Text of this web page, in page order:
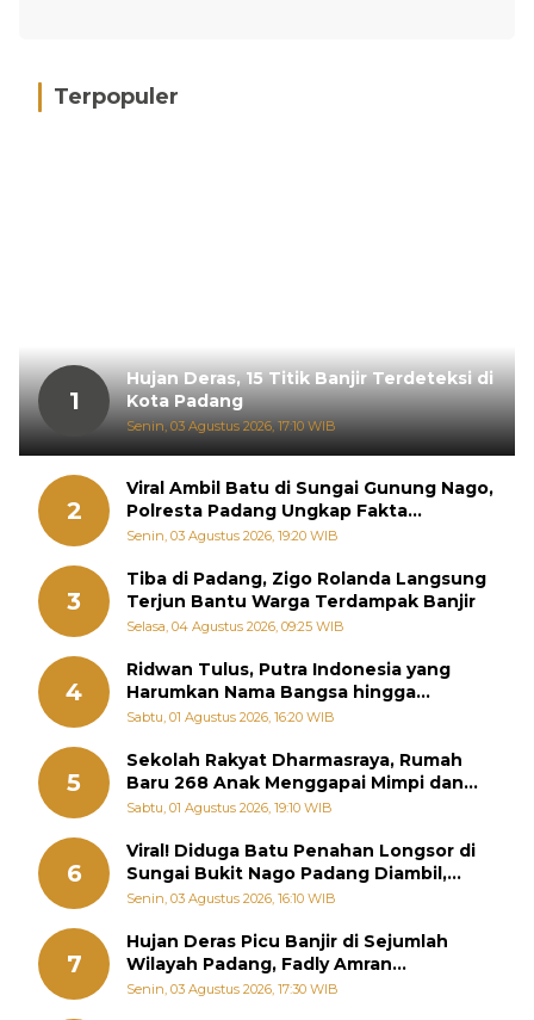
Terpopuler
1
Hujan Deras, 15 Titik Banjir Terdeteksi di
Kota Padang
Senin, 03 Agustus 2026, 17:10 WIB
2
Viral Ambil Batu di Sungai Gunung Nago,
Polresta Padang Ungkap Fakta
Sebenarnya
Senin, 03 Agustus 2026, 19:20 WIB
3
Tiba di Padang, Zigo Rolanda Langsung
Terjun Bantu Warga Terdampak Banjir
Selasa, 04 Agustus 2026, 09:25 WIB
4
Ridwan Tulus, Putra Indonesia yang
Harumkan Nama Bangsa hingga
Diabadikan dalam Buku Jepang
Sabtu, 01 Agustus 2026, 16:20 WIB
5
Sekolah Rakyat Dharmasraya, Rumah
Baru 268 Anak Menggapai Mimpi dan
Memutus Rantai Kemiskinan
Sabtu, 01 Agustus 2026, 19:10 WIB
6
Viral! Diduga Batu Penahan Longsor di
Sungai Bukit Nago Padang Diambil,
Warga Khawatir Bencana Terulang
Senin, 03 Agustus 2026, 16:10 WIB
7
Hujan Deras Picu Banjir di Sejumlah
Wilayah Padang, Fadly Amran
Perintahkan OPD Siaga
Senin, 03 Agustus 2026, 17:30 WIB